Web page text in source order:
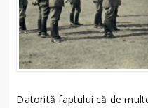
Datorită faptului că de